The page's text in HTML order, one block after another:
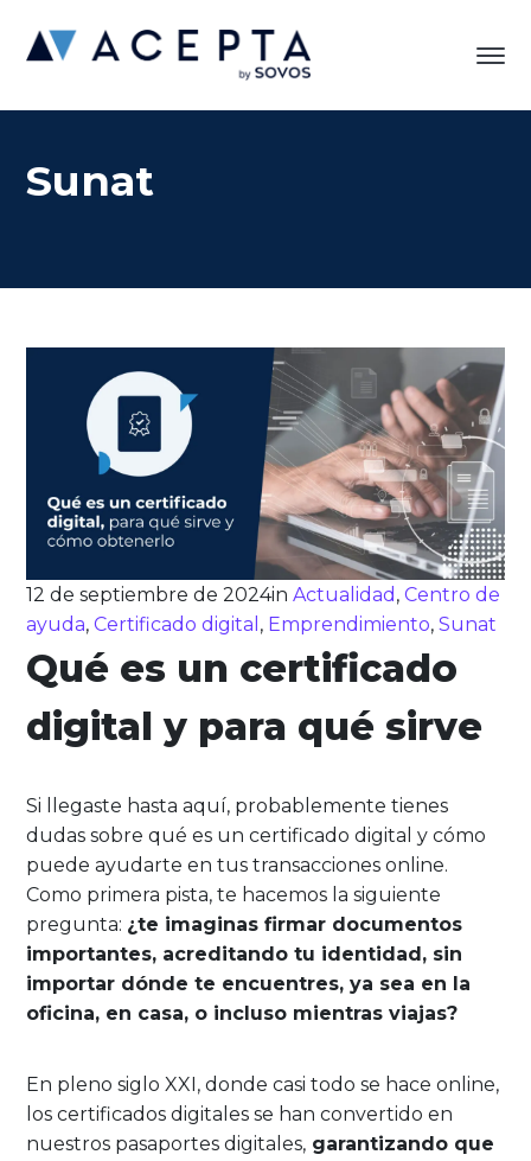
Sunat
12 de septiembre de 2024inActualidad ,Centro de
ayuda,Certificado digital , Emprendimiento,Sunat
Qué es un certificado
digital y para qué sirve
Si llegaste hasta aquí, probablemente tienes
dudas sobre qué es un certificado digital y cómo
puede ayudarte en tus transacciones online.
Como primera pista, te hacemos la siguiente
pregunta: ¿te imaginas firmar documentos
importantes, acreditando tu identidad, sin
importar dónde te encuentres, ya sea en la
oficina, en casa, o incluso mientras viajas?
En pleno siglo XXI, donde casi todo se hace online,
los certificados digitales se han convertido en
nuestros pasaportes digitales, garantizando que